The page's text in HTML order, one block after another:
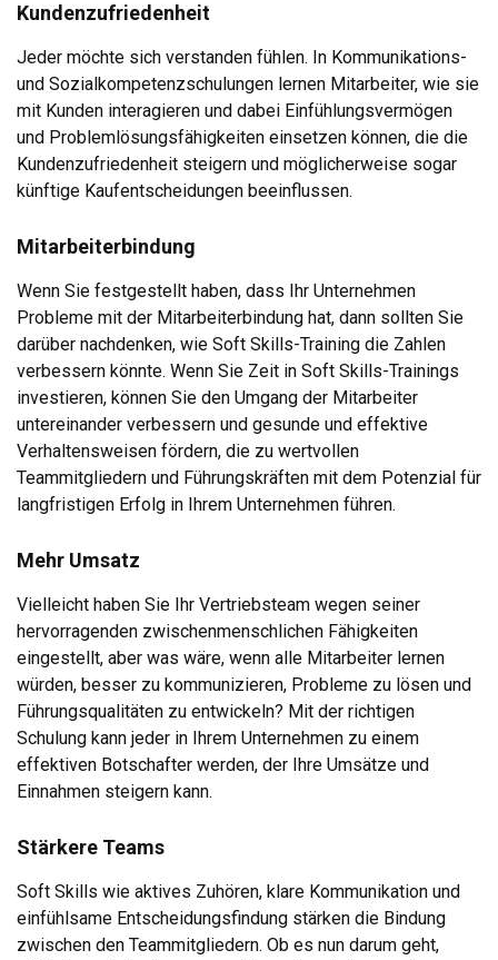
Kundenzufriedenheit
Jeder möchte sich verstanden fühlen. In Kommunikations-
und Sozialkompetenzschulungen lernen Mitarbeiter, wie sie
mit Kunden interagieren und dabei Einfühlungsvermögen
und Problemlösungsfähigkeiten einsetzen können, die die
Kundenzufriedenheit steigern und möglicherweise sogar
künftige Kaufentscheidungen beeinflussen.
Mitarbeiterbindung
Wenn Sie festgestellt haben, dass Ihr Unternehmen
Probleme mit der Mitarbeiterbindung hat, dann sollten Sie
darüber nachdenken, wie Soft Skills-Training die Zahlen
verbessern könnte. Wenn Sie Zeit in Soft Skills-Trainings
investieren, können Sie den Umgang der Mitarbeiter
untereinander verbessern und gesunde und effektive
Verhaltensweisen fördern, die zu wertvollen
Teammitgliedern und Führungskräften mit dem Potenzial für
langfristigen Erfolg in Ihrem Unternehmen führen.
Mehr Umsatz
Vielleicht haben Sie Ihr Vertriebsteam wegen seiner
hervorragenden zwischenmenschlichen Fähigkeiten
eingestellt, aber was wäre, wenn alle Mitarbeiter lernen
würden, besser zu kommunizieren, Probleme zu lösen und
Führungsqualitäten zu entwickeln? Mit der richtigen
Schulung kann jeder in Ihrem Unternehmen zu einem
effektiven Botschafter werden, der Ihre Umsätze und
Einnahmen steigern kann.
Stärkere Teams
Soft Skills wie aktives Zuhören, klare Kommunikation und
einfühlsame Entscheidungsfindung stärken die Bindung
zwischen den Teammitgliedern. Ob es nun darum geht,